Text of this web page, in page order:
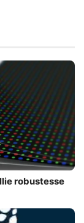
robustesse